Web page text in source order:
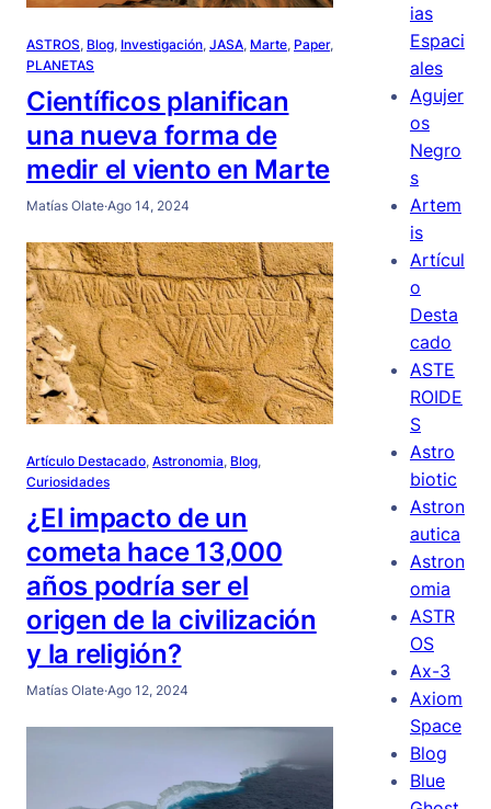
ASTROS, Blog, Investigación, JASA, Marte, Paper
PLANETAS
Científicos planifican
una nueva forma de
medir el viento en Marte
Matías Olate·Ago 14, 2024
Artículo Destacado, Astronomia, Blog
Curiosidades
¿El impacto de un
cometa hace 13,000
años podría ser el
origen de la civilización
y la religión?
Matías Olate·Ago 12, 2024
ias
Espaci
ales
Agujer
os
Negro
s
Artem
is
Artícul
o
Desta
cado
ASTE
ROIDE
S
Astro
biotic
Astron
autica
Astron
omia
ASTR
OS
Ax-3
Axiom
Space
Blog
Blue